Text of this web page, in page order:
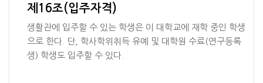
제16조(입주자격)
생활관에 입주할 수 있는 학생은 이 대학교에 재학 중인 학생
으로 한다. 단, 학사학위취득 유예 및 대학원 수료(연구등록
생) 학생도 입주할 수 있다.